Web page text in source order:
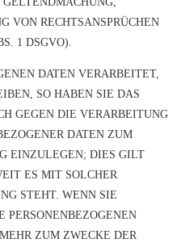
VON RECHTSANSPRÜCHEN
1 DSGVO).
DATEN VERARBEITET,
SO HABEN SIE DAS
GEGEN DIE VERARBEITUNG
DATEN ZUM
EINZULEGEN; DIES GILT
ES MIT SOLCHER
STEHT. WENN SIE
PERSONENBEZOGENEN
ZUM ZWECKE DER